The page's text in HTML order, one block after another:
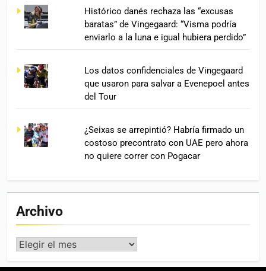
Histórico danés rechaza las “excusas
baratas” de Vingegaard: “Visma podría
enviarlo a la luna e igual hubiera perdido”
Los datos confidenciales de Vingegaard
que usaron para salvar a Evenepoel antes
del Tour
¿Seixas se arrepintió? Habría firmado un
costoso precontrato con UAE pero ahora
no quiere correr con Pogacar
Archivo
Archivo